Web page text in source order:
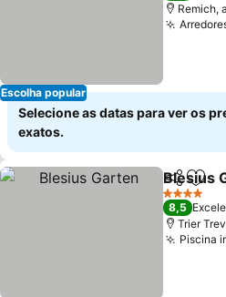
Escolha popular
Remich,
Selecione as datas para ver os
exatos.
Partilhar
Blesius
4 Estrelas
8,5
Trier
Piscina